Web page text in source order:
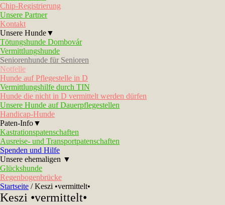
Chip-Registrierung
Unsere Partner
Kontakt
Unsere Hunde▼
Tötungshunde Dombovár
Vermittlungshunde
Seniorenhunde für Senioren
Notfelle
Hunde auf Pflegestelle in D
Vermittlungshilfe durch TIN
Hunde die nicht in D vermittelt werden dürfen
Unsere Hunde auf Dauerpflegestellen
Handicap-Hunde
Paten-Info▼
Kastrationspatenschaften
Ausreise- und Transportpatenschaften
Spenden und Hilfe
Unsere ehemaligen ▼
Glückshunde
Regenbogenbrücke
Startseite /Keszi •vermittelt•
Keszi •vermittelt•